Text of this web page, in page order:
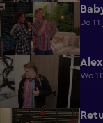
0:39
Do 11
0:43
Wo
0:36